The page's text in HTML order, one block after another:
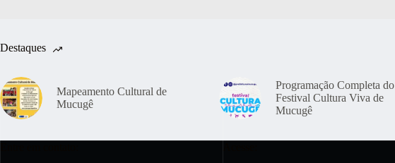
Destaques
Mapeamento Cultural de
Mucugê
Programação Completa do
Festival Cultura Viva de
Mucugê